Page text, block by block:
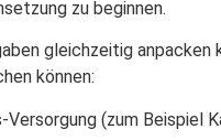
zu beginnen.
gleichzeitig
können:
Versorgung (zum Beispiel